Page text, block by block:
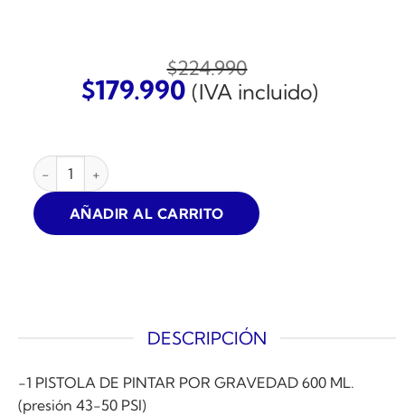
$224.990
El
era:
$224.990.
$179.990El
$179.990.
(IVA incluido)
COMPRESOR DE AIRE SCHULZ MSI-8.5 2HP 50L CON KIT
AÑADIR AL CARRITO
DESCRIPCIÓN
-1 PISTOLA DE PINTAR POR GRAVEDAD 600 ML.
(presión 43-50 PSI)